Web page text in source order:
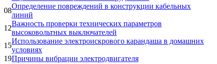
08
Определение повреждений в конструкции кабельных
линий
12
Важность проверки технических параметров
высоковольтных выключателей
15
Использование электроискрового карандаша в домашних
условиях
19Причины вибрации электродвигателя